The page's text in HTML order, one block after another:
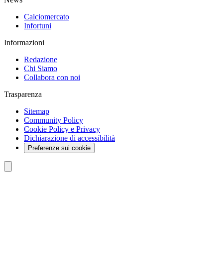
Calciomercato
Infortuni
Informazioni
Redazione
Chi Siamo
Collabora con noi
Trasparenza
Sitemap
Community Policy
Cookie Policy e Privacy
Dichiarazione di accessibilità
Preferenze sui cookie